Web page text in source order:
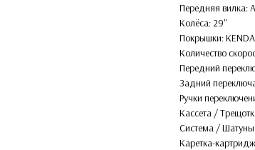
Передняя вилка:
Колёса: 29''
Покрышки:
Количество
Передний
Задний
Ручки
Кассета /
Система /
Каретка-